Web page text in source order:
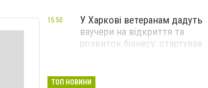
У Харкові ветеранам дадуть
ваучери на відкриття та
розвиток бізнесу: стартував
15:50
Перевищення швидкості й
14:48
ТОП НОВИНИ